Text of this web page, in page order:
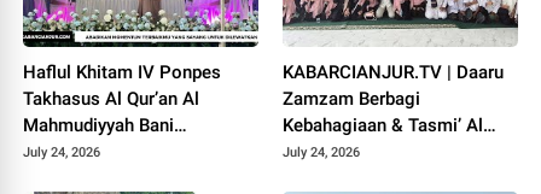
Haflul Khitam IV Ponpes
Takhasus Al Qur’an Al
Mahmudiyyah Bani
Suparman Assatinem
July 24, 2026
KABARCIANJUR.TV | Daaru
Zamzam Berbagi
Kebahagiaan & Tasmi’ Al
Qur’an Sambut Muharram
July 24, 2026